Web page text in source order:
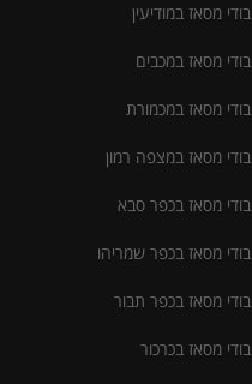
בודי מסאז במודיעין
בודי מסאז במכבים
בודי מסאז במכמורת
בודי מסאז במצפה רמון
בודי מסאז בכפר סבא
בודי מסאז בכפר שמריהו
בודי מסאז בכפר תבור
בודי מסאז בכרכור